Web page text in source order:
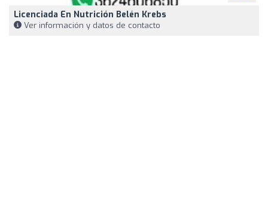
Licenciada En Nutrición Belén Krebs
Ver información y datos de contacto